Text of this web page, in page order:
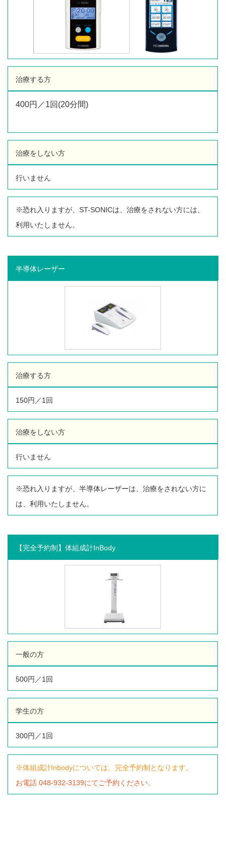
治療する方
400円／1回(20分間)
治療をしない方
行いません
※恐れ入りますが、ST-SONICは、治療をされない方には、
利用いたしません。
半導体レーザー
治療する方
150円／1回
治療をしない方
行いません
※恐れ入りますが、半導体レーザーは、治療をされない方に
は、利用いたしません。
【完全予約制】体組成計InBody
一般の方
500円／1回
学生の方
300円／1回
※体組成計Inbodyについては、完全予約制となります。
お電話 048-932-3139にてご予約ください。